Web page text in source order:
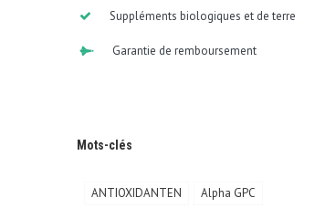
Suppléments biologiques et de terre
Garantie de remboursement
Mots-clés
ANTIOXIDANTEN Alpha GPC